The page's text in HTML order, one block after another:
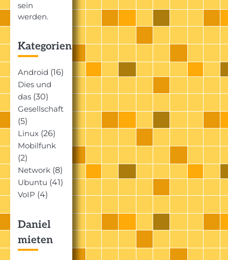
sein
werden.
Kategorien
Android (16)
Dies und
das (30)
Gesellschaft
(5)
Linux (26)
Mobilfunk
(2)
Network (8)
Ubuntu (41)
VoIP (4)
Daniel
mieten